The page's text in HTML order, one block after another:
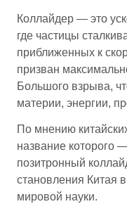
Коллайдер — это
где частицы
приближенных к
призван
Большого взрыва,
материи, энергии,
По мнению
название которого
позитронный
становления Китая
мировой науки.